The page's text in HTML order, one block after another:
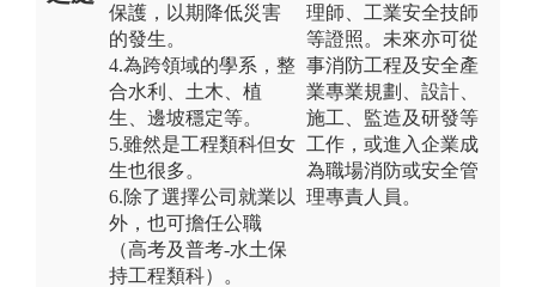
保護，以期降低災害
的發生。
4.為跨領域的學系，整
合水利、土木、植
生、邊坡穩定等。
5.雖然是工程類科但女
生也很多。
6.除了選擇公司就業以
外，也可擔任公職
（高考及普考-水土保
持工程類科）。
理師、工業安全技師
等證照。未來亦可從
事消防工程及安全產
業專業規劃、設計、
施工、監造及研發等
工作，或進入企業成
為職場消防或安全管
理專責人員。